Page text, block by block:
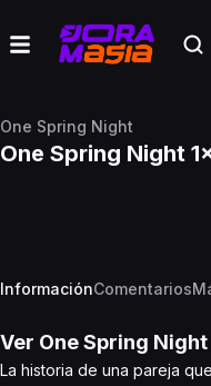
One Spring Night
One Spring Night
InformaciónComentarios
Ver One Spring Night
La historia de una pareja